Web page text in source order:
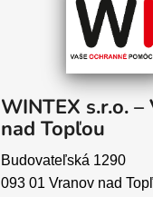
WINTEX s.r.o. –
nad Topľou
Budovateľská 1290
093 01 Vranov nad